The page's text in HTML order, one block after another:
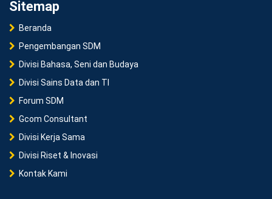
Sitemap
Beranda
Pengembangan SDM
Divisi Bahasa, Seni dan Budaya
Divisi Sains Data dan TI
Forum SDM
Gcom Consultant
Divisi Kerja Sama
Divisi Riset & Inovasi
Kontak Kami